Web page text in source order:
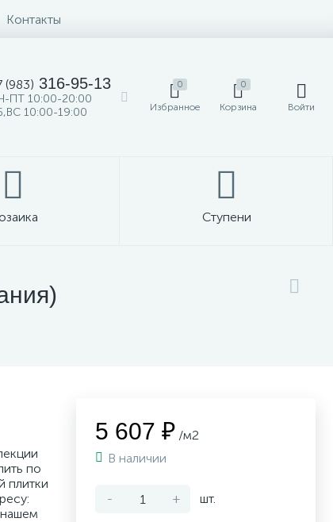
Контакты
(983) 316-95-13
ПТ 10:00-20:00
10:00-19:00
0
Избранное
0
Корзина Войти
Ступени
по
плитки
5 607 ₽ /м2
В наличии
- + шт.